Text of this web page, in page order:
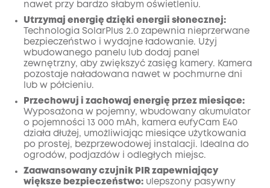
nawet przy bardzo słabym oświetleniu.
Utrzymaj energię dzięki energii słonecznej:
Technologia SolarPlus 2.0 zapewnia nieprzerwane
bezpieczeństwo i wydajne ładowanie. Użyj
wbudowanego panelu lub dodaj panel
zewnętrzny, aby zwiększyć zasięg kamery. Kamera
pozostaje naładowana nawet w pochmurne dni
lub w półcieniu.
Przechowuj i zachowaj energię przez miesiące:
Wyposażona w pojemny, wbudowany akumulator
o pojemności 13 000 mAh, kamera eufyCam E40
działa dłużej, umożliwiając miesiące użytkowania
po prostej, bezprzewodowej instalacji. Idealna do
ogrodów, podjazdów i odległych miejsc.
Zaawansowany czujnik PIR zapewniający
większe bezpieczeństwo: ulepszony pasywny